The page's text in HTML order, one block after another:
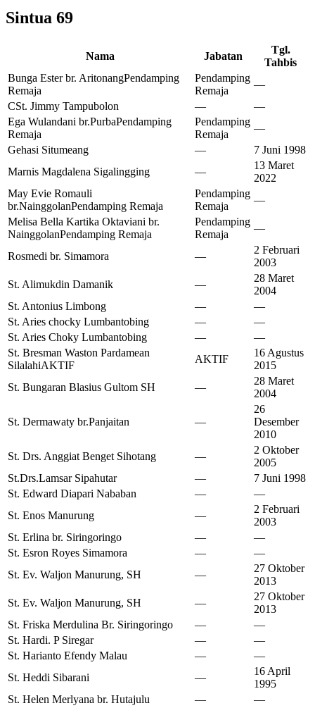
Sintua 69
Nama Jabatan
Tgl.
Tahbis
Bunga Ester br. AritonangPendamping
Remaja
Pendamping
Remaja
—
CSt. Jimmy Tampubolon
—
—
Ega Wulandani br.PurbaPendamping
Remaja
Pendamping
Remaja
—
Gehasi Situmeang
—
7 Juni 1998
Marnis Magdalena Sigalingging
—
13 Maret
2022
May Evie Romauli
br.NainggolanPendamping Remaja
Pendamping
Remaja
—
Melisa Bella Kartika Oktaviani br.
NainggolanPendamping Remaja
Pendamping
Remaja
—
Rosmedi br. Simamora —
2 Februari
2003
St. Alimukdin Damanik
—
28 Maret
2004
St. Antonius Limbong
—
—
St. Aries chocky Lumbantobing
—
—
St. Aries Choky Lumbantobing
—
—
St. Bresman Waston Pardamean
SilalahiAKTIF
AKTIF
16 Agustus
2015
St. Bungaran Blasius Gultom SH
—
28 Maret
2004
St. Dermawaty br.Panjaitan —
26
Desember
2010
St. Drs. Anggiat Benget Sihotang
—
2 Oktober
2005
St.Drs.Lamsar Sipahutar
—
7 Juni 1998
St. Edward Diapari Nababan
—
—
St. Enos Manurung
—
2 Februari
2003
St. Erlina br. Siringoringo
—
—
St. Esron Royes Simamora
—
—
St. Ev. Waljon Manurung, SH
—
27 Oktober
2013
St. Ev. Waljon Manurung, SH
—
27 Oktober
2013
St. Friska Merdulina Br. Siringoringo
—
—
St. Hardi. P Siregar
—
—
St. Harianto Efendy Malau
—
—
St. Heddi Sibarani
—
16 April
1995
St. Helen Merlyana br. Hutajulu
—
—